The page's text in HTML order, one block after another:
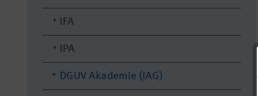
IFA
IPA
DGUV Akademie (IAG)